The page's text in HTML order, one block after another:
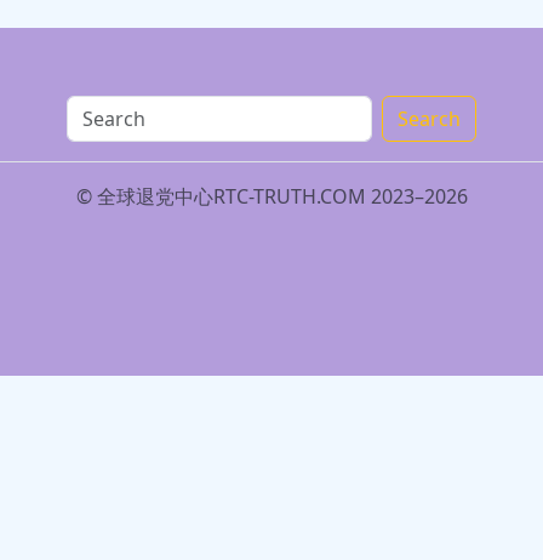
Search
© 全球退党中心RTC-TRUTH.COM 2023–2026